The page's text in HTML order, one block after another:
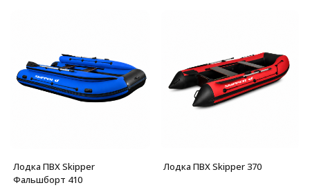
Лодка ПВХ Skipper
Фальшборт 410
Лодка ПВХ Skipper 370